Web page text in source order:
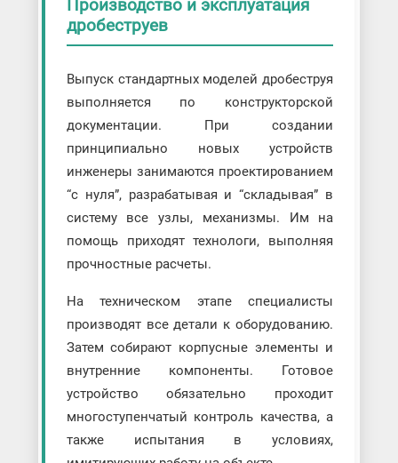
Производство и эксплуатация
дробеструев
Выпуск стандартных моделей дробеструя
выполняется по конструкторской
документации. При создании
принципиально новых устройств
инженеры занимаются проектированием
“с нуля”, разрабатывая и “складывая” в
систему все узлы, механизмы. Им на
помощь приходят технологи, выполняя
прочностные расчеты.
На техническом этапе специалисты
производят все детали к оборудованию.
Затем собирают корпусные элементы и
внутренние компоненты. Готовое
устройство обязательно проходит
многоступенчатый контроль качества, а
также испытания в условиях,